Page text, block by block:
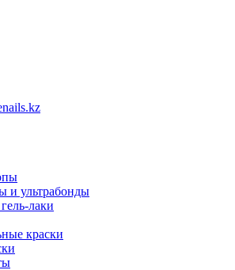
и ультрабонды
лаки
краски